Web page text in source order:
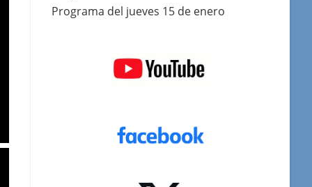
Programa del jueves 15 de enero